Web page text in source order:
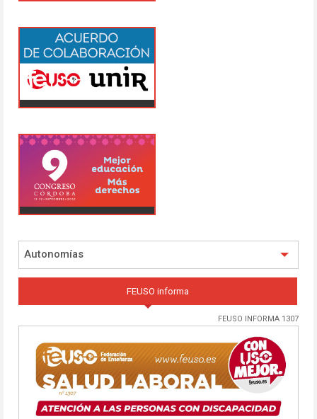
Autonomías
FEUSO informa
FEUSO INFORMA 1307